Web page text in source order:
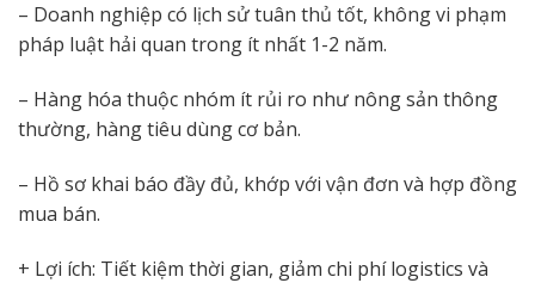
– Doanh nghiệp có lịch sử tuân thủ tốt, không vi phạm
pháp luật hải quan trong ít nhất 1-2 năm.
– Hàng hóa thuộc nhóm ít rủi ro như nông sản thông
thường, hàng tiêu dùng cơ bản.
– Hồ sơ khai báo đầy đủ, khớp với vận đơn và hợp đồng
mua bán.
+ Lợi ích: Tiết kiệm thời gian, giảm chi phí logistics và